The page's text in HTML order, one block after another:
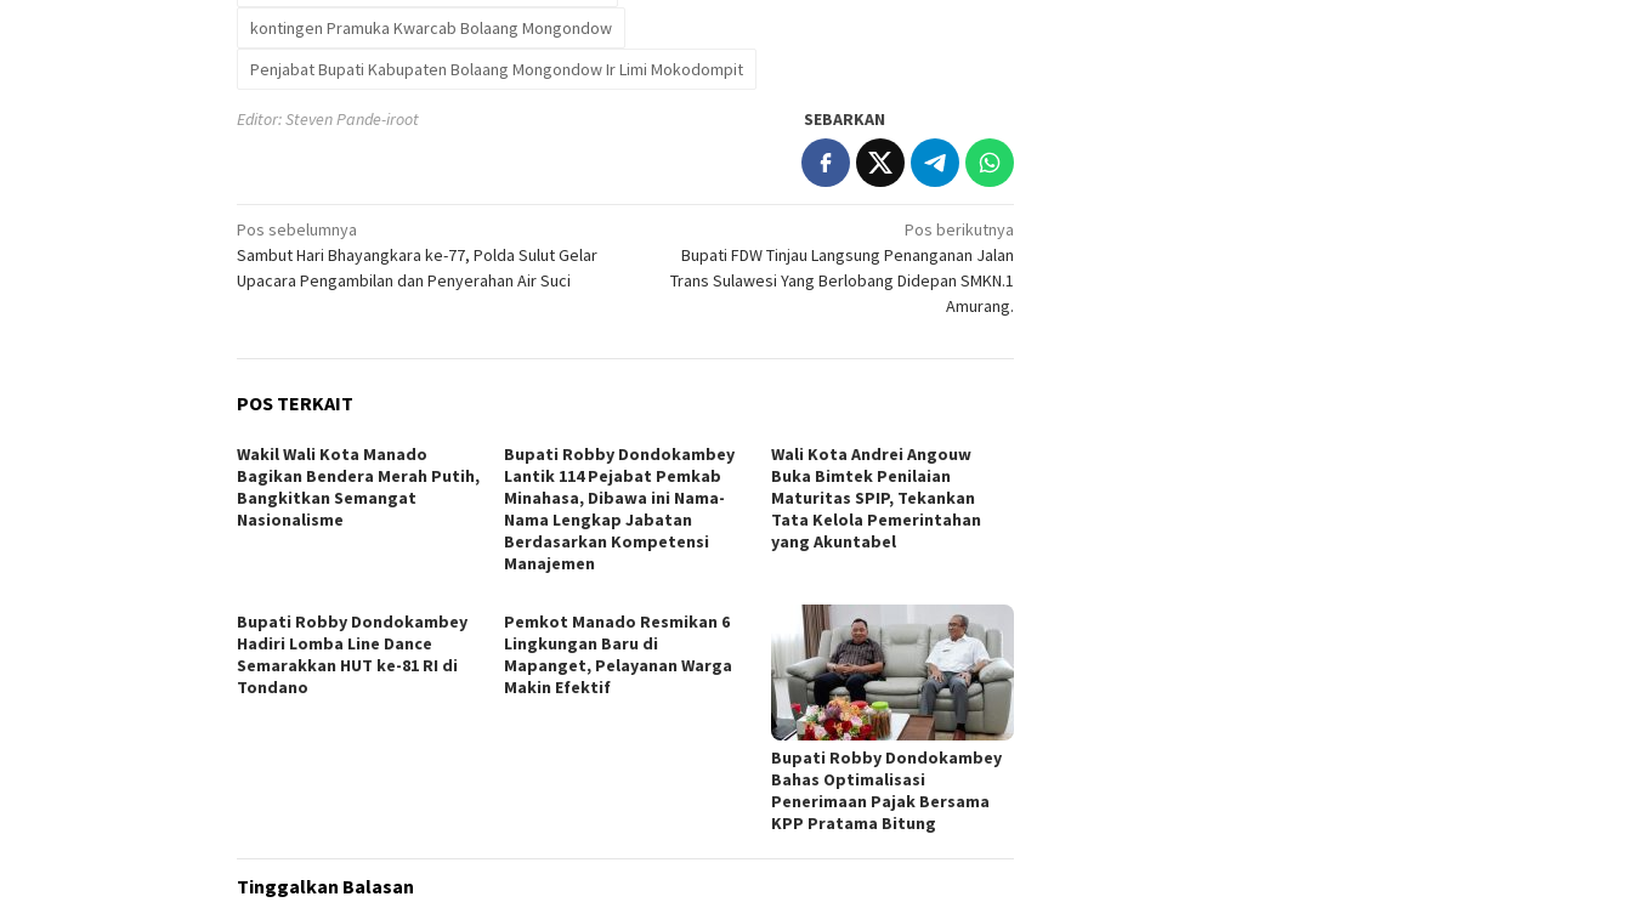
kontingen Pramuka Kwarcab Bolaang Mongondow
Penjabat Bupati Kabupaten Bolaang Mongondow Ir Limi Mokodompit
Editor: Steven Pande-iroot SEBARKAN
Navigasi
pos
Pos sebelumnya
Sambut Hari Bhayangkara ke-77, Polda Sulut Gelar
Upacara Pengambilan dan Penyerahan Air Suci
Pos berikutnya
Bupati FDW Tinjau Langsung Penanganan Jalan
Trans Sulawesi Yang Berlobang Didepan SMKN.1
Amurang.
POS TERKAIT
Wakil Wali Kota Manado
Bagikan Bendera Merah Putih,
Bangkitkan Semangat
Nasionalisme
Bupati Robby Dondokambey
Lantik 114 Pejabat Pemkab
Minahasa, Dibawa ini Nama-
Nama Lengkap Jabatan
Berdasarkan Kompetensi
Manajemen
Wali Kota Andrei Angouw
Buka Bimtek Penilaian
Maturitas SPIP, Tekankan
Tata Kelola Pemerintahan
yang Akuntabel
Bupati Robby Dondokambey
Hadiri Lomba Line Dance
Semarakkan HUT ke-81 RI di
Tondano
Pemkot Manado Resmikan 6
Lingkungan Baru di
Mapanget, Pelayanan Warga
Makin Efektif
Bupati Robby Dondokambey
Bahas Optimalisasi
Penerimaan Pajak Bersama
KPP Pratama Bitung
Tinggalkan Balasan